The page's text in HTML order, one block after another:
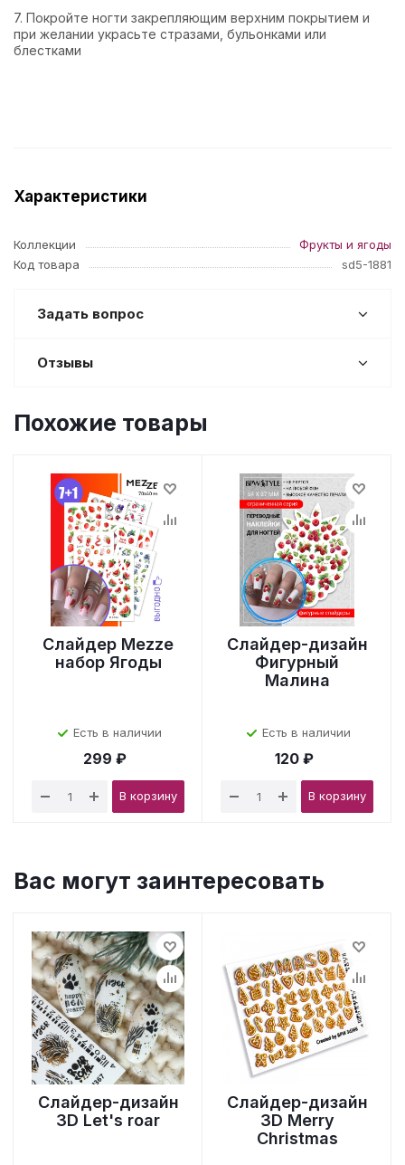
7. Покройте ногти закрепляющим верхним покрытием и
при желании украсьте стразами, бульонками или
блестками
Характеристики
Коллекции
Фрукты и ягоды
Код товара
sd5-1881
Задать вопрос
Отзывы
Похожие товары
Слайдер Mezze
набор Ягоды
Есть в наличии
299 ₽
В корзину
Слайдер-дизайн
Фигурный
Малина
Есть в наличии
120 ₽
В корзину
Вас могут заинтересовать
Слайдер-дизайн
3D Let's roar
Слайдер-дизайн
3D Merry
Christmas